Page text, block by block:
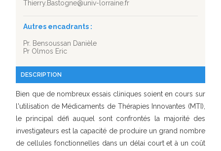
Thierry.Bastogne@univ-lorraine.fr
Autres encadrants :
Pr. Bensoussan Danièle
Pr Olmos Eric
DESCRIPTION
Bien que de nombreux essais cliniques soient en cours sur
l'utilisation de Médicaments de Thérapies Innovantes (MTI),
le principal défi auquel sont confrontés la majorité des
investigateurs est la capacité de produire un grand nombre
de cellules fonctionnelles dans un délai court et à un coût